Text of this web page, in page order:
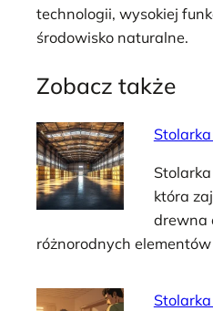
technologii, wysokiej
środowisko naturalne.
Zobacz także
która
drewna
różnorodnych